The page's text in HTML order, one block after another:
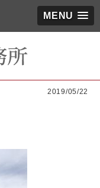
MENU
2019/05/22